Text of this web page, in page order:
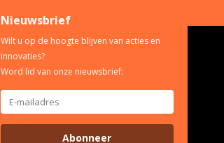
Nieuwsbrief
Wilt u op de hoogte blijven van acties en
innovaties?
Word lid van onze nieuwsbrief:
Abonneer